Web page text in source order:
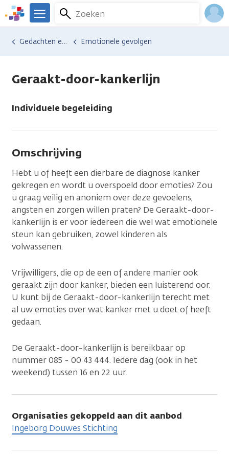
Overslaan
en
naar
We
er
Kanker.nl
Zoeken
Menu
Hulp en ondersteuning
Vind hulp bij kanker
Gedachten en emoties Emotionele gevolgen
Geraakt-door-kankerlijn
Individuele begeleiding
Omschrijving
Hebt u of heeft een dierbare de diagnose kanker
gekregen en wordt u overspoeld door emoties? Zou
u graag veilig en anoniem over deze gevoelens,
angsten en zorgen willen praten? De Geraakt-door-
kankerlijn is er voor iedereen die wel wat emotionele
steun kan gebruiken, zowel kinderen als
volwassenen.
Vrijwilligers, die op de een of andere manier ook
geraakt zijn door kanker, bieden een luisterend oor.
U kunt bij de Geraakt-door-kankerlijn terecht met
al uw emoties over wat kanker met u doet of heeft
gedaan.
De Geraakt-door-kankerlijn is bereikbaar op
nummer 085 - 00 43 444. Iedere dag (ook in het
weekend) tussen 16 en 22 uur.
Organisaties gekoppeld aan dit aanbod
Ingeborg Douwes Stichting